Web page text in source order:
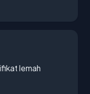
lemah